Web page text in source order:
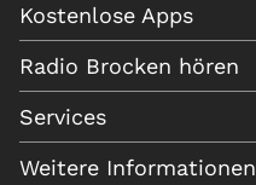
Kostenlose Apps
Radio Brocken hören
Services
Weitere Informationen